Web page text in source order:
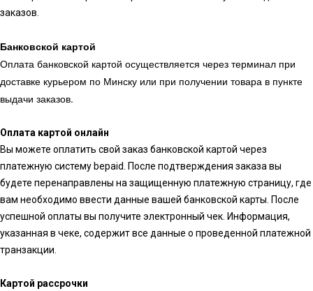
заказов.
Банковской картой
Оплата банковской картой осуществляется через терминал при
доставке курьером по Минску или при получении товара в пункте
выдачи заказов.
Оплата картой онлайн
Вы можете оплатить свой заказ банковской картой через
платежную систему bepaid. После подтверждения заказа вы
будете перенаправлены на защищенную платежную страницу, где
вам необходимо ввести данные вашей банковской карты. После
успешной оплаты вы получите электронный чек. Информация,
указанная в чеке, содержит все данные о проведенной платежной
транзакции.
Картой рассрочки